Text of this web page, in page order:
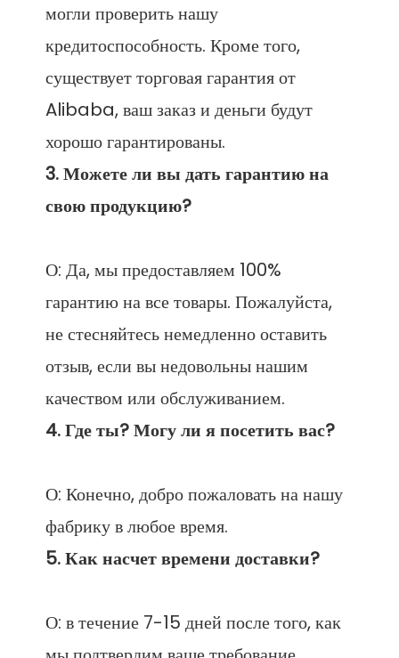
могли проверить нашу
кредитоспособность. Кроме того,
существует торговая гарантия от
Alibaba, ваш заказ и деньги будут
3. Можете ли вы дать гарантию на
О: Да, мы предоставляем 100%
гарантию на все товары. Пожалуйста,
не стесняйтесь немедленно оставить
отзыв, если вы недовольны нашим
О: Конечно, добро пожаловать на нашу
О: в течение 7-15 дней после того, как